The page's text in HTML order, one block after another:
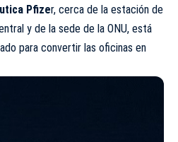
Pfizer, cerca de la estación de
y de la sede de la ONU, está
para convertir las oficinas en